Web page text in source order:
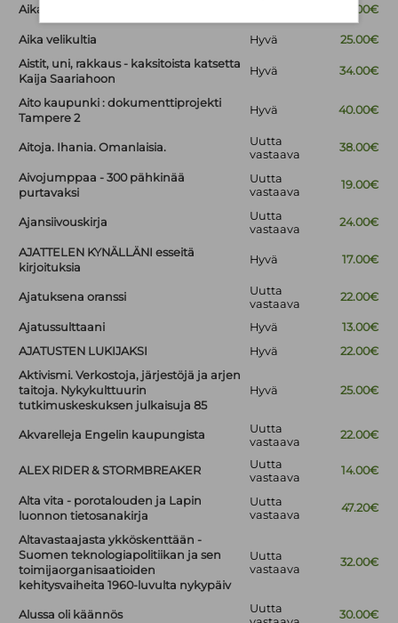
Aika - Suuren mysteerin jäljillä 35.00€
Aika velikultia Hyvä
25.00€
Aistit, uni, rakkaus - kaksitoista katsetta
Kaija Saariahoon
Hyvä 34.00€
Aito kaupunki : dokumenttiprojekti
Tampere 2
Hyvä 40.00€
Aitoja. Ihania. Omanlaisia.
Uutta
vastaava
38.00€
Aivojumppaa - 300 pähkinää
purtavaksi
Uutta
vastaava
19.00€
Ajansiivouskirja
Uutta
vastaava
24.00€
AJATTELEN KYNÄLLÄNI esseitä
kirjoituksia
Hyvä 17.00€
Ajatuksena oranssi
Uutta
vastaava
22.00€
Ajatussulttaani Hyvä
13.00€
AJATUSTEN LUKIJAKSI
Hyvä
22.00€
Aktivismi. Verkostoja, järjestöjä ja arjen
taitoja. Nykykulttuurin
tutkimuskeskuksen julkaisuja 85
Hyvä 25.00€
Akvarelleja Engelin kaupungista
Uutta
vastaava
22.00€
ALEX RIDER & STORMBREAKER
Uutta
vastaava
14.00€
Alta vita - porotalouden ja Lapin
luonnon tietosanakirja
Uutta
vastaava
47.20€
Altavastaajasta ykköskenttään -
Suomen teknologiapolitiikan ja sen
toimijaorganisaatioiden
kehitysvaiheita 1960-luvulta nykypäiv
Uutta
vastaava
32.00€
Alussa oli käännös
Uutta
30.00€